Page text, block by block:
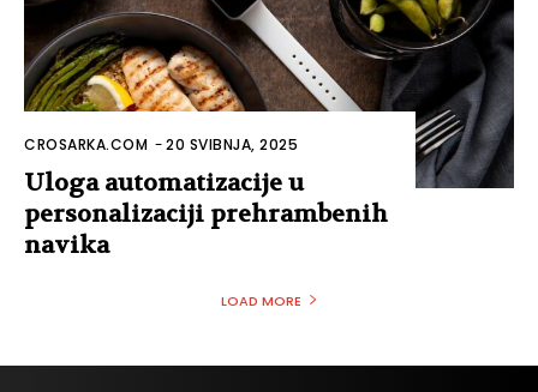
CROSARKA.COM -20 SVIBNJA, 2025
Uloga automatizacije u
personalizaciji prehrambenih
navika
LOAD MORE